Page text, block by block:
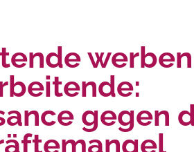
werben
gegen